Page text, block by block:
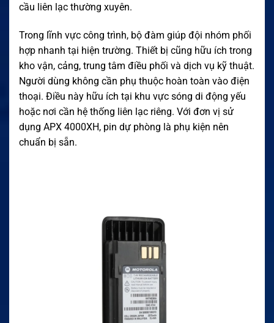
cầu liên lạc thường xuyên.
Trong lĩnh vực công trình, bộ đàm giúp đội nhóm phối
hợp nhanh tại hiện trường. Thiết bị cũng hữu ích trong
kho vận, cảng, trung tâm điều phối và dịch vụ kỹ thuật.
Người dùng không cần phụ thuộc hoàn toàn vào điện
thoại. Điều này hữu ích tại khu vực sóng di động yếu
hoặc nơi cần hệ thống liên lạc riêng. Với đơn vị sử
dụng APX 4000XH, pin dự phòng là phụ kiện nên
chuẩn bị sẵn.